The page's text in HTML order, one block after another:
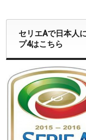
セリエAで日本人
プ4はこちら